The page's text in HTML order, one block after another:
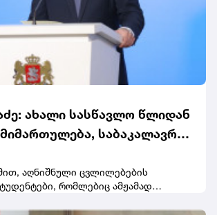
ახალი სასწავლო წლიდან
საბაკალავრო
საგანმანათლებლო
მთლიანად გადადის
უნივერსიტეტში
აღნიშნული ცვლილებების
რომლებიც ამჟამად